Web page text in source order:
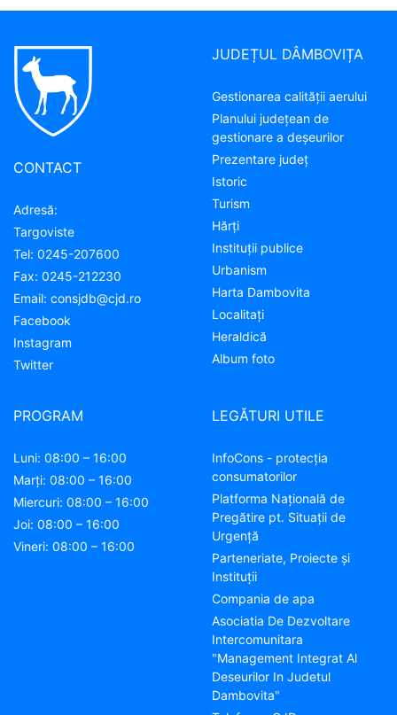
CONTACT
Adresă:
Targoviste
Tel: 0245-207600
Fax: 0245-212230
Email: consjdb@cjd.ro
Facebook
Instagram
Twitter
JUDEȚUL DÂMBOVIȚA
Gestionarea calității aerului
Planului județean de
gestionare a deșeurilor
Prezentare judeţ
Istoric
Turism
Hărţi
Instituţii publice
Urbanism
Harta Dambovita
Localitaţi
Heraldică
Album foto
LEGĂTURI UTILE
InfoCons - protecția
consumatorilor
Platforma Națională de
Pregătire pt. Situații de
Urgență
Parteneriate, Proiecte și
Instituții
Compania de apa
Asociatia De Dezvoltare
Intercomunitara
"Management Integrat Al
Deseurilor In Judetul
Dambovita"
PROGRAM
Luni: 08:00 – 16:00
Marți: 08:00 – 16:00
Miercuri: 08:00 – 16:00
Joi: 08:00 – 16:00
Vineri: 08:00 – 16:00